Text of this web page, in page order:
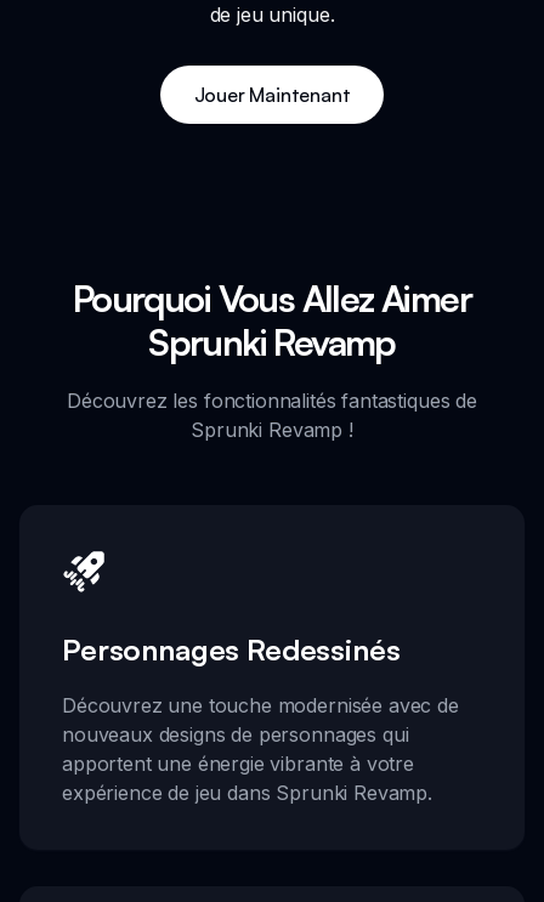
de jeu unique.
Jouer Maintenant
Pourquoi Vous Allez Aimer
Sprunki Revamp
Découvrez les fonctionnalités fantastiques de
Sprunki Revamp !
Personnages Redessinés
Découvrez une touche modernisée avec de
nouveaux designs de personnages qui
apportent une énergie vibrante à votre
expérience de jeu dans Sprunki Revamp.